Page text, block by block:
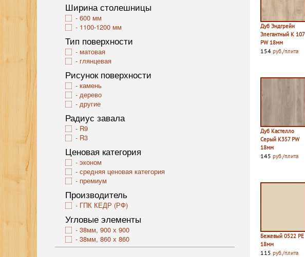
Ширина столешницы
600 мм
1100-1200 мм
Тип поверхности
матовая
глянцевая
Рисунок поверхности
камень
дерево
другие
Радиус завала
R9
R3
Ценовая категория
эконом
средняя ценовая категория
премиум
Производитель
ГПК КЕДР (РФ)
Угловые элементы
38мм, 900 х 900
38мм, 860 х 860
Дуб Эндгрейн
Элегантный K 107
PW 18мм
154 руб./плита
Дуб Кастелло
Серый K357 PW
18мм
145 руб./плита
Бежевый 0522 PE
18мм
115 руб./плита